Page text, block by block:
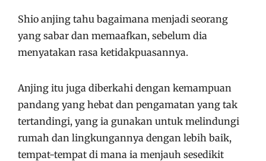
Shio anjing tahu bagaimana menjadi seorang
yang sabar dan memaafkan, sebelum dia
menyatakan rasa ketidakpuasannya.
Anjing itu juga diberkahi dengan kemampuan
pandang yang hebat dan pengamatan yang tak
tertandingi, yang ia gunakan untuk melindungi
rumah dan lingkungannya dengan lebih baik,
tempat-tempat di mana ia menjauh sesedikit